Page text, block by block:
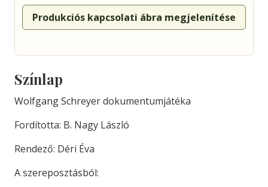
Produkciós kapcsolati ábra megjelenítése
Színlap
Wolfgang Schreyer dokumentumjátéka
Fordította: B. Nagy László
Rendező: Déri Éva
A szereposztásból: